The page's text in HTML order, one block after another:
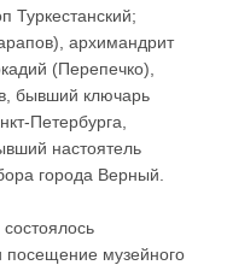
Туркестанский;
архимандрит
(Перепечко),
бывший ключарь
Петербурга,
настоятель
города Верный.
посещение музейного